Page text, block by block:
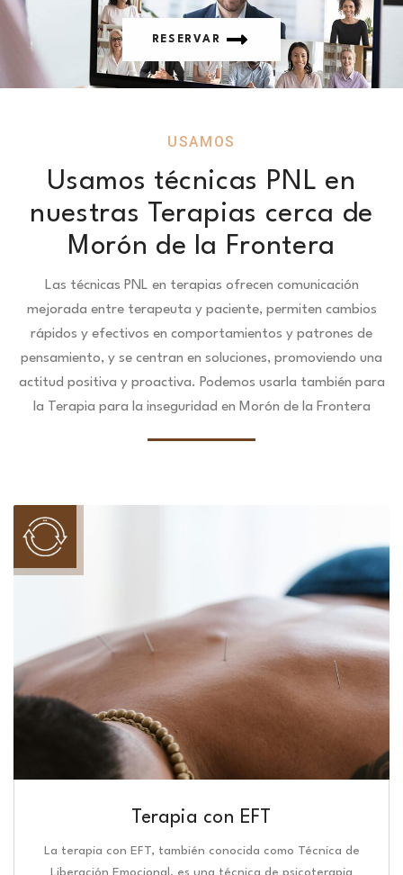
RESERVAR
USAMOS
Usamos técnicas PNL en
nuestras Terapias cerca de
Morón de la Frontera
Las técnicas PNL en terapias ofrecen comunicación
mejorada entre terapeuta y paciente, permiten cambios
rápidos y efectivos en comportamientos y patrones de
pensamiento, y se centran en soluciones, promoviendo una
actitud positiva y proactiva. Podemos usarla también para
la Terapia para la inseguridad en Morón de la Frontera
Terapia con EFT
La terapia con EFT, también conocida como Técnica de
Liberación Emocional, es una técnica de psicoterapia